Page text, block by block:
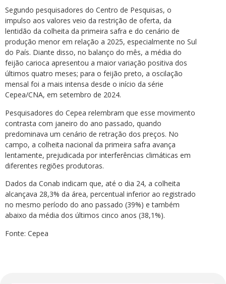
Segundo pesquisadores do Centro de Pesquisas, o
impulso aos valores veio da restrição de oferta, da
lentidão da colheita da primeira safra e do cenário de
produção menor em relação a 2025, especialmente no Sul
do País. Diante disso, no balanço do mês, a média do
feijão carioca apresentou a maior variação positiva dos
últimos quatro meses; para o feijão preto, a oscilação
mensal foi a mais intensa desde o início da série
Cepea/CNA, em setembro de 2024.
Pesquisadores do Cepea relembram que esse movimento
contrasta com janeiro do ano passado, quando
predominava um cenário de retração dos preços. No
campo, a colheita nacional da primeira safra avança
lentamente, prejudicada por interferências climáticas em
diferentes regiões produtoras.
Dados da Conab indicam que, até o dia 24, a colheita
alcançava 28,3% da área, percentual inferior ao registrado
no mesmo período do ano passado (39%) e também
abaixo da média dos últimos cinco anos (38,1%).
Fonte: Cepea